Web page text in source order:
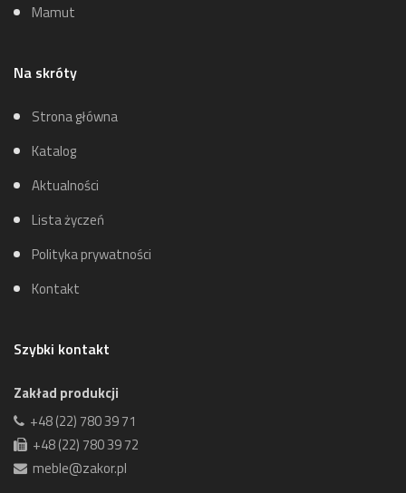
Mamut
Na skróty
Strona główna
Katalog
Aktualności
Lista życzeń
Polityka prywatności
Kontakt
Szybki kontakt
Zakład produkcji
+48 (22) 780 39 71
+48 (22) 780 39 72
meble@zakor.pl